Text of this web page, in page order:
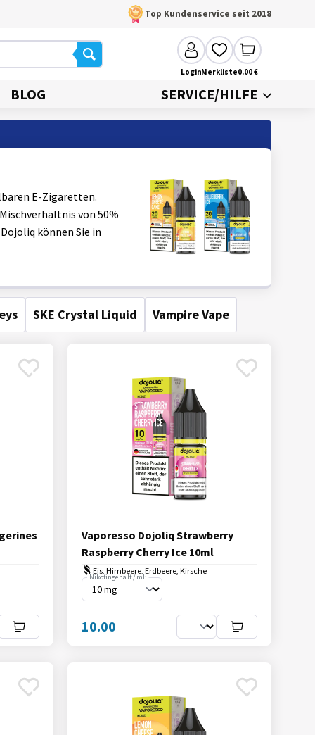
Top Kundenservice seit 2018
LoginMerkliste0.00 €
BLOG SERVICE/HILFE
E-Zigaretten.
von 50%
können Sie in
SKE Crystal Liquid Vampire Vape
Vaporesso Dojoliq Strawberry
Raspberry Cherry Ice 10ml
Eis, Himbeere, Erdbeere, Kirsche
Nikotingehalt / ml:
10.00